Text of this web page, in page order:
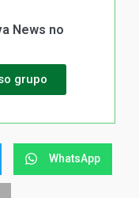
News no
grupo
WhatsApp